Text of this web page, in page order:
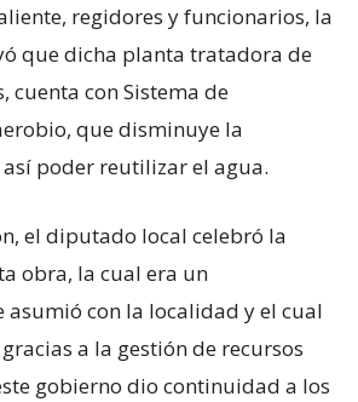
regidores y funcionarios, la
que dicha planta tratadora de
cuenta con Sistema de
que disminuye la
poder reutilizar el agua.
el diputado local celebró la
obra, la cual era un
con la localidad y el cual
a la gestión de recursos
gobierno dio continuidad a los